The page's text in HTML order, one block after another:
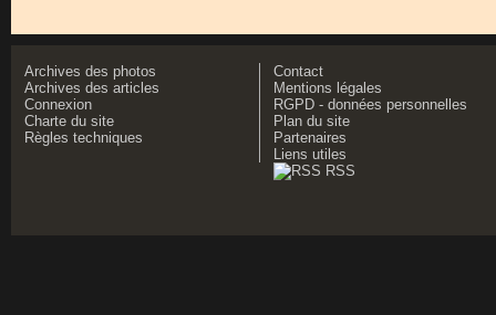
Archives des photos
Archives des articles
Connexion
Charte du site
Règles techniques
Contact
Mentions légales
RGPD - données personnelles
Plan du site
Partenaires
Liens utiles
RSS